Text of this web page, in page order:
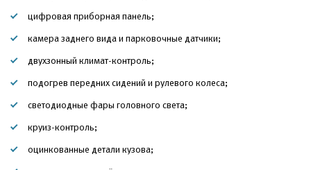
цифровая приборная панель;
камера заднего вида и парковочные датчики;
двухзонный климат-контроль;
подогрев передних сидений и рулевого колеса;
светодиодные фары головного света;
круиз-контроль;
оцинкованные детали кузова;